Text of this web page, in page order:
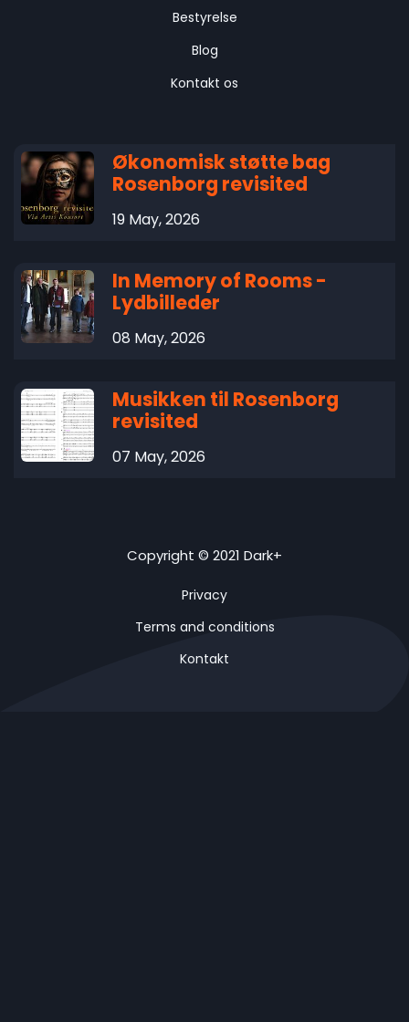
Bestyrelse
Blog
Kontakt os
Økonomisk støtte bag
Rosenborg revisited
19 May, 2026
In Memory of Rooms -
Lydbilleder
08 May, 2026
Musikken til Rosenborg
revisited
07 May, 2026
Copyright © 2021 Dark+
Privacy
Terms and conditions
Kontakt